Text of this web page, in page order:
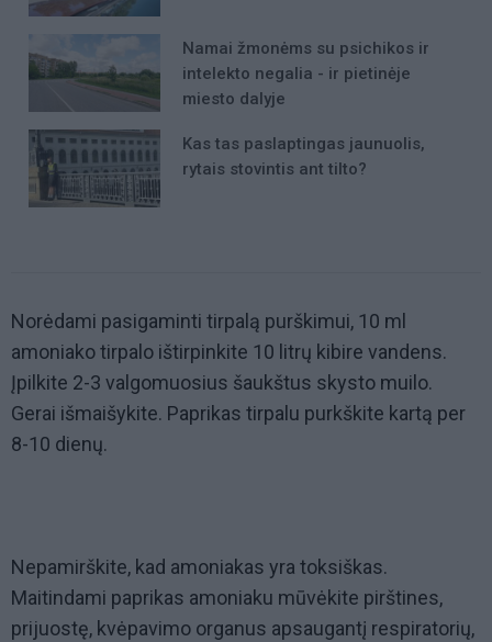
Namai žmonėms su psichikos ir
intelekto negalia - ir pietinėje
miesto dalyje
Kas tas paslaptingas jaunuolis,
rytais stovintis ant tilto?
Norėdami pasigaminti tirpalą purškimui, 10 ml
amoniako tirpalo ištirpinkite 10 litrų kibire vandens.
Įpilkite 2-3 valgomuosius šaukštus skysto muilo.
Gerai išmaišykite. Paprikas tirpalu purkškite kartą per
8-10 dienų.
Nepamirškite, kad amoniakas yra toksiškas.
Maitindami paprikas amoniaku mūvėkite pirštines,
prijuostę, kvėpavimo organus apsaugantį respiratorių,